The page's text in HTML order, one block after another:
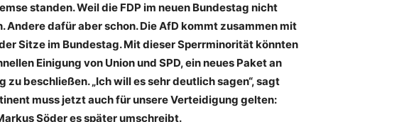
standen. Weil die FDP im neuen Bundestag nicht
dafür aber schon. Die AfD kommt zusammen mit
Sitze im Bundestag. Mit dieser Sperrminorität könnten
Einigung von Union und SPD, ein neues Paket an
beschließen. „Ich will es sehr deutlich sagen“, sagt
muss jetzt auch für unsere Verteidigung gelten:
Söder es später umschreibt.